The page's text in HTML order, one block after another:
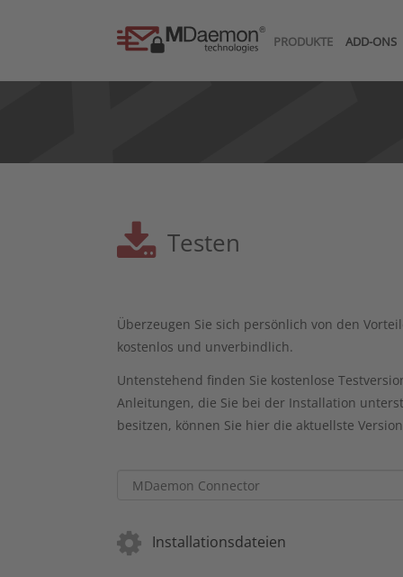
PRODUKTE ADD-ONS
Testen
Überzeugen Sie sich persönlich von den
kostenlos und unverbindlich.
Untenstehend finden Sie kostenlose
Anleitungen, die Sie bei der Installation
besitzen, können Sie hier die aktuellste
Installationsdateien